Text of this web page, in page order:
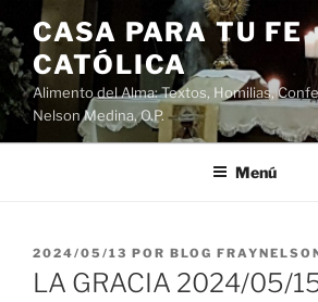
Saltar
al
contenido
CASA PARA TU FE
CATÓLICA
Alimento del Alma: Textos, Homilias,
Nelson Medina, O.P.
Menú
PUBLICADO
EL
2024/05/13 POR BLOG
LA GRACIA 2024/05/